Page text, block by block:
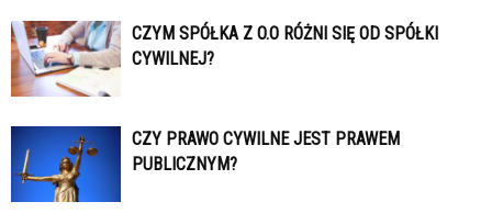
CZYM SPÓŁKA Z O.O RÓŻNI SIĘ OD SPÓŁKI
CYWILNEJ?
CZY PRAWO CYWILNE JEST PRAWEM
PUBLICZNYM?